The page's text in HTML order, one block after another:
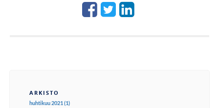
ARKISTO
huhtikuu 2021 (1)